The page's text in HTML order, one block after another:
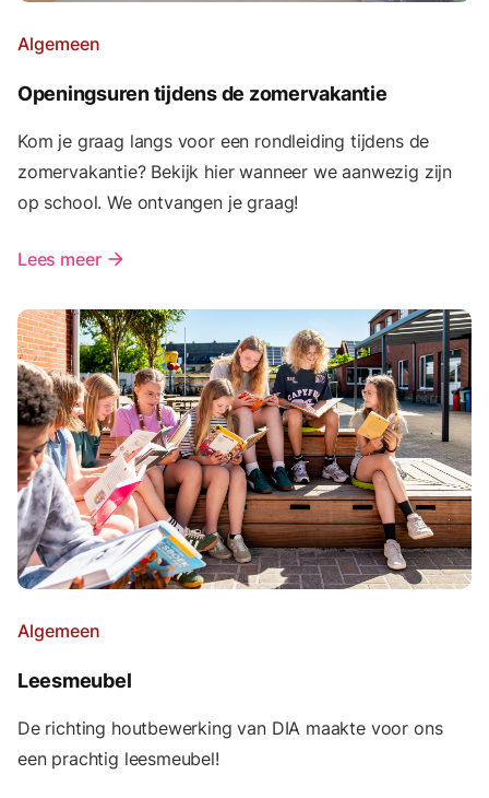
Algemeen
Openingsuren tijdens de zomervakantie
Kom je graag langs voor een rondleiding tijdens de
zomervakantie? Bekijk hier wanneer we aanwezig zijn
op school. We ontvangen je graag!
Lees meer arrow_forward
Algemeen
Leesmeubel
De richting houtbewerking van DIA maakte voor ons
een prachtig leesmeubel!